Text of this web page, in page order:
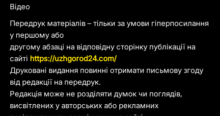
Передрук матеріалів – тільки за умови гіперпосилання
у першому або
другому абзаці на відповідну сторінку публікації на
сайті https://uzhgorod24.com/
Друковані видання повинні отримати письмову згоду
від редакції на передрук.
Редакція може не розділяти думок чи поглядів,
висвітлених у авторських або рекламних
Відео